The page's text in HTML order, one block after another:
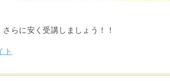
らに安く受講しましょう！！
ト